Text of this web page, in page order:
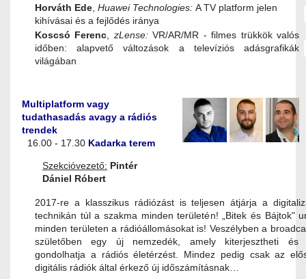
Horváth Ede, Huawei Technologies: A TV platform jelen
kihívásai és a fejlődés iránya
Koscsó Ferenc, zLense:VR/AR/MR - filmes trükkök valós
időben: alapvető változások a televíziós adásgrafikák
világában
Multiplatform vagy
tudathasadás avagy a rádiós
trendek
16.00 - 17.30 Kadarka terem
Szekcióvezető: Pintér
Dániel Róbert
2017-re a klasszikus rádiózást is teljesen átjárja a
technikán túl a szakma minden területén! „Bitek és Bájtok"
minden területen a rádióállomásokat is! Veszélyben a
születőben egy új nemzedék, amely kiterjesztheti és
gondolhatja a rádiós életérzést. Mindez pedig csak az
digitális rádiók által érkező új időszámításnak…